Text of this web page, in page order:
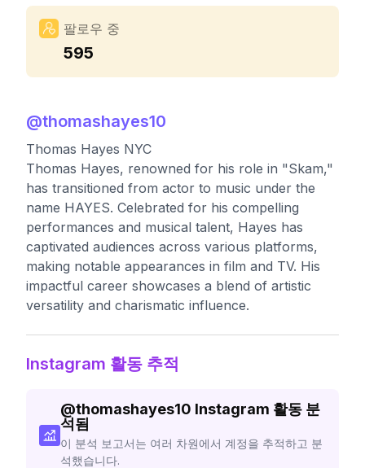
팔로우 중
595
@thomashayes10
Thomas Hayes NYC
Thomas Hayes, renowned for his role in "Skam,"
has transitioned from actor to music under the
name HAYES. Celebrated for his compelling
performances and musical talent, Hayes has
captivated audiences across various platforms,
making notable appearances in film and TV. His
impactful career showcases a blend of artistic
versatility and charismatic influence.
Instagram 활동 추적
@thomashayes10 Instagram 활동 분
석됨
이 분석 보고서는 여러 차원에서 계정을 추적하고 분
석했습니다.